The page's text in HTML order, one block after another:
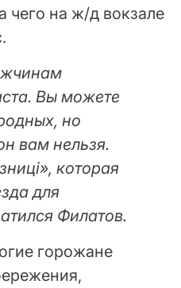
чего на ж/д вокзале
Вы можете
но
вам нельзя.
которая
для
Филатов.
горожане